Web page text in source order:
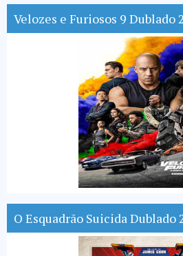
Velozes e Furiosos 9 Dublado
O Esquadrão Suicida Dublado